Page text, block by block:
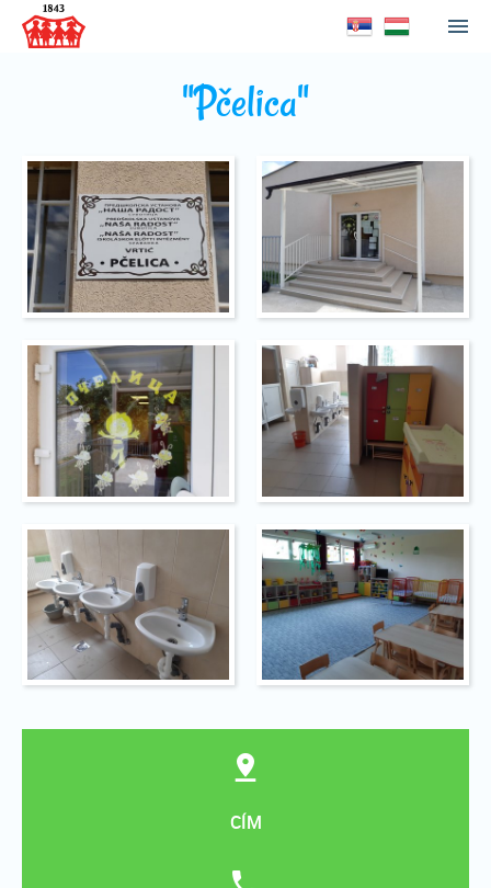
"Pčelica"
CÍM